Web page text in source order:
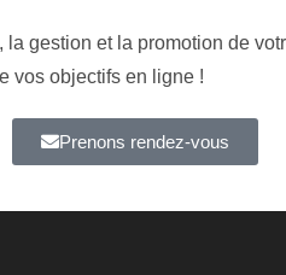
gestion et la promotion de
vos objectifs en ligne !
Prenons rendez-vous